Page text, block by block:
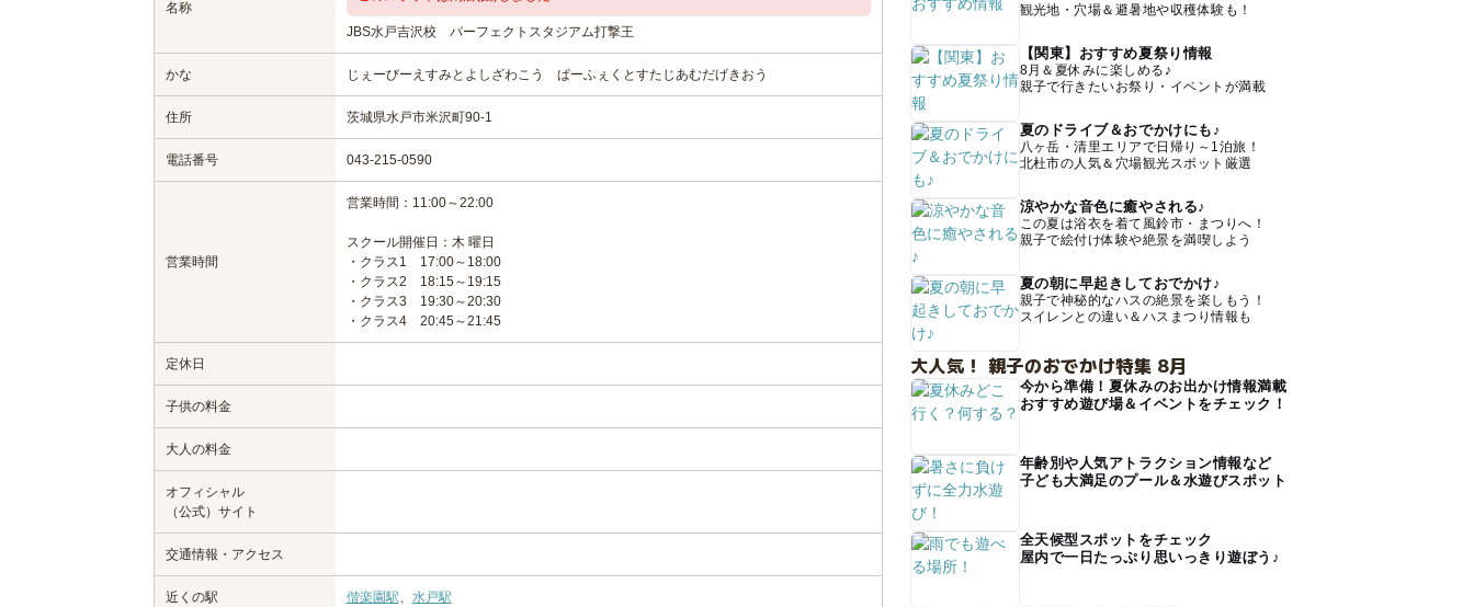
名称
JBS水戸吉沢校 パーフェクトスタジアム打撃王
かな じぇーびーえすみとよしざわこう ぱーふぇくとすたじあむだげきおう
住所 茨城県水戸市米沢町90-1
電話番号 043-215-0590
営業時間
営業時間：11:00～22:00
スクール開催日：木 曜日
・クラス1 17:00～18:00
・クラス2 18:15～19:15
・クラス3 19:30～20:30
・クラス4 20:45～21:45
定休日
子供の料金
大人の料金
オフィシャル
（公式）サイト
交通情報・アクセス
近くの駅 偕楽園駅、 水戸駅
観光地・穴場＆避暑地や収穫体験も！
【関東】おすすめ夏祭り情報
8月＆夏休みに楽しめる♪
親子で行きたいお祭り・イベントが満載
夏のドライブ＆おでかけにも♪
八ヶ岳・清里エリアで日帰り～1泊旅！
北杜市の人気＆穴場観光スポット厳選
涼やかな音色に癒やされる♪
この夏は浴衣を着て風鈴市・まつりへ！
親子で絵付け体験や絶景を満喫しよう
夏の朝に早起きしておでかけ♪
親子で神秘的なハスの絶景を楽しもう！
スイレンとの違い＆ハスまつり情報も
大人気！ 親子のおでかけ特集 8月
今から準備！夏休みのお出かけ情報満載
おすすめ遊び場＆イベントをチェック！
年齢別や人気アトラクション情報など
子ども大満足のプール＆水遊びスポット
全天候型スポットをチェック
屋内で一日たっぷり思いっきり遊ぼう♪